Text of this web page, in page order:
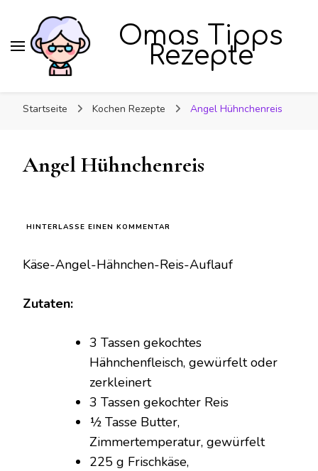
Omas Tipps
Rezepte
Startseite Kochen Rezepte Angel Hühnchenreis
Angel Hühnchenreis
HINTERLASSE EINEN KOMMENTAR
Käse-Angel-Hähnchen-Reis-Auflauf
Zutaten:
3 Tassen gekochtes
Hähnchenfleisch, gewürfelt oder
zerkleinert
3 Tassen gekochter Reis
½ Tasse Butter,
Zimmertemperatur, gewürfelt
225 g Frischkäse,